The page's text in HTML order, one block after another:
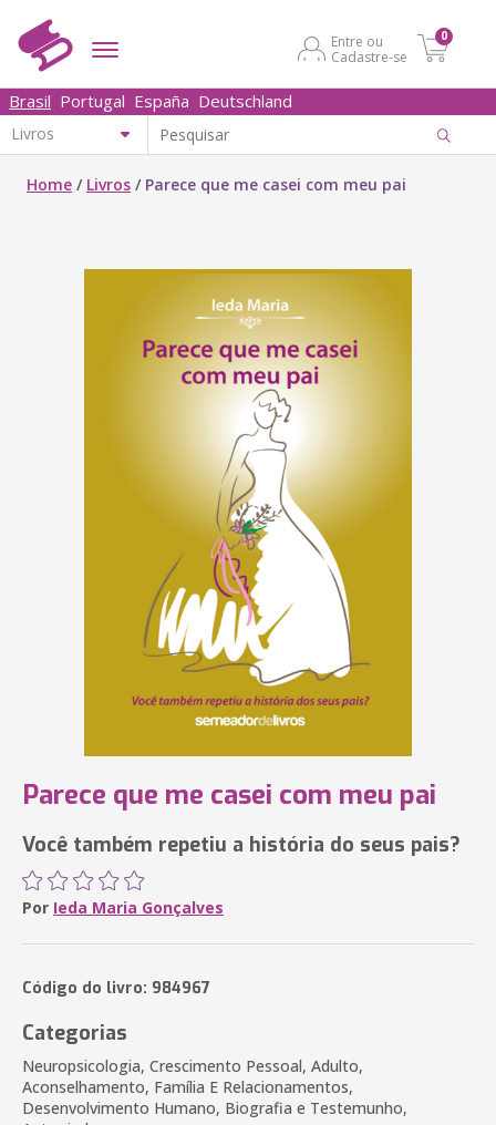
Entre ou
Cadastre-se
0
Brasil Portugal España Deutschland
Home / Livros / Parece que me casei com meu pai
Parece que me casei com meu pai
Você também repetiu a história do seus pais?
Por Ieda Maria Gonçalves
Código do livro: 984967
Categorias
Neuropsicologia, Crescimento Pessoal, Adulto,
Aconselhamento, Família E Relacionamentos,
Desenvolvimento Humano, Biografia e Testemunho,